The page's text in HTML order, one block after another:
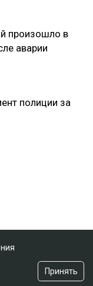
произошло в
аварии
полиции за
Принять